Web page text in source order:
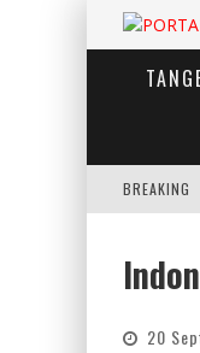
BREAKING
20